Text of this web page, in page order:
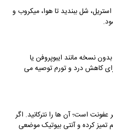
شل ببندید تا هوا، میکروب و
نسخه مانند ایبوپروفن یا
کاهش درد و تورم توصیه می
عفونت است؛ آن ها را نترکانید. اگر
تمیز کرده و آنتی بیوتیک موضعی